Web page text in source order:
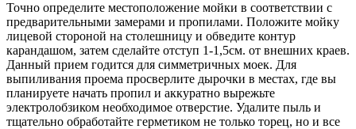
Точно определите местоположение мойки в соответствии с
предварительными замерами и пропилами. Положите мойку
лицевой стороной на столешницу и обведите контур
карандашом, затем сделайте отступ 1-1,5см. от внешних краев.
Данный прием годится для симметричных моек. Для
выпиливания проема просверлите дырочки в местах, где вы
планируете начать пропил и аккуратно вырежьте
электролобзиком необходимое отверстие. Удалите пыль и
тщательно обработайте герметиком не только торец, но и все